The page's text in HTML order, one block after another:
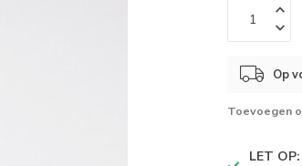
Op
Toevoegen
LET